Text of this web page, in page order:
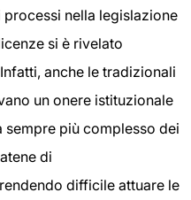
nella legislazione
si è rivelato
anche le tradizionali
un onere istituzionale
sempre più complesso dei
di
difficile attuare le